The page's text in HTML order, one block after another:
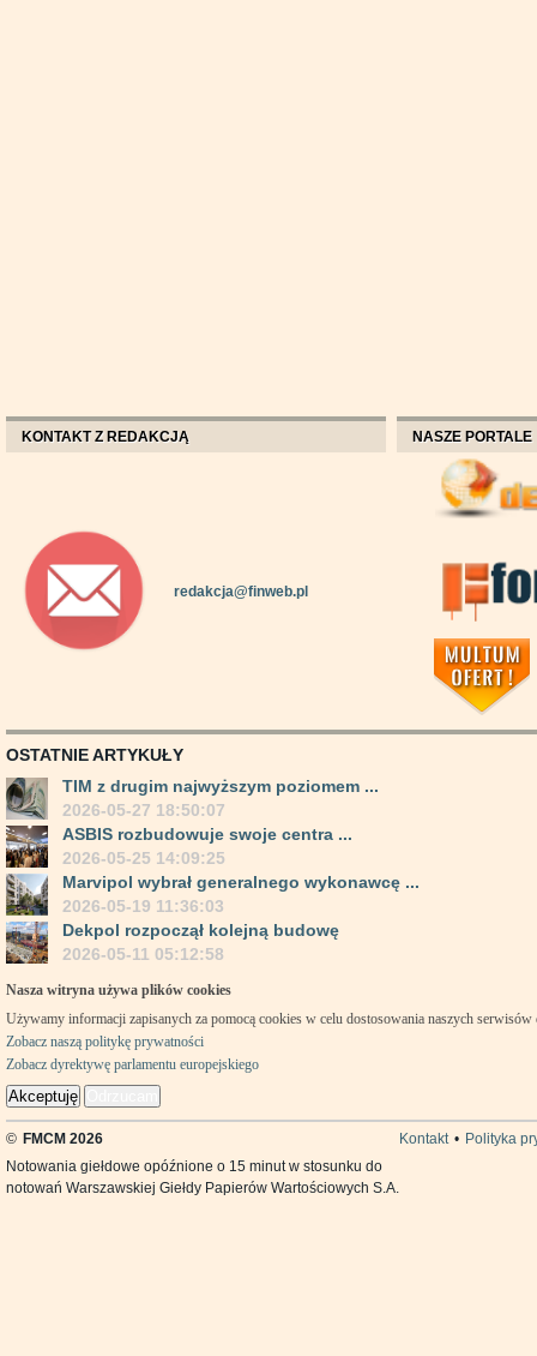
KONTAKT Z REDAKCJĄ
redakcja@finweb.pl
NASZE PORTALE
OSTATNIE ARTYKUŁY
TIM z drugim najwyższym poziomem ...
2026-05-27 18:50:07
ASBIS rozbudowuje swoje centra ...
2026-05-25 14:09:25
Marvipol wybrał generalnego wykonawcę ...
2026-05-19 11:36:03
Dekpol rozpoczął kolejną budowę
2026-05-11 05:12:58
Nasza witryna używa plików cookies
Używamy informacji zapisanych za pomocą cookies w celu dostosowania naszych
Zobacz naszą politykę prywatności
Zobacz dyrektywę parlamentu europejskiego
Akceptuję
© FMCM 2026 Kontakt • Polityka
Notowania giełdowe opóźnione o 15 minut w stosunku do
notowań Warszawskiej Giełdy Papierów Wartościowych S.A.